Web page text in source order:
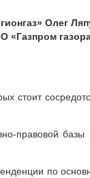
Олег
«Газпром
стоит
правовой базы
по